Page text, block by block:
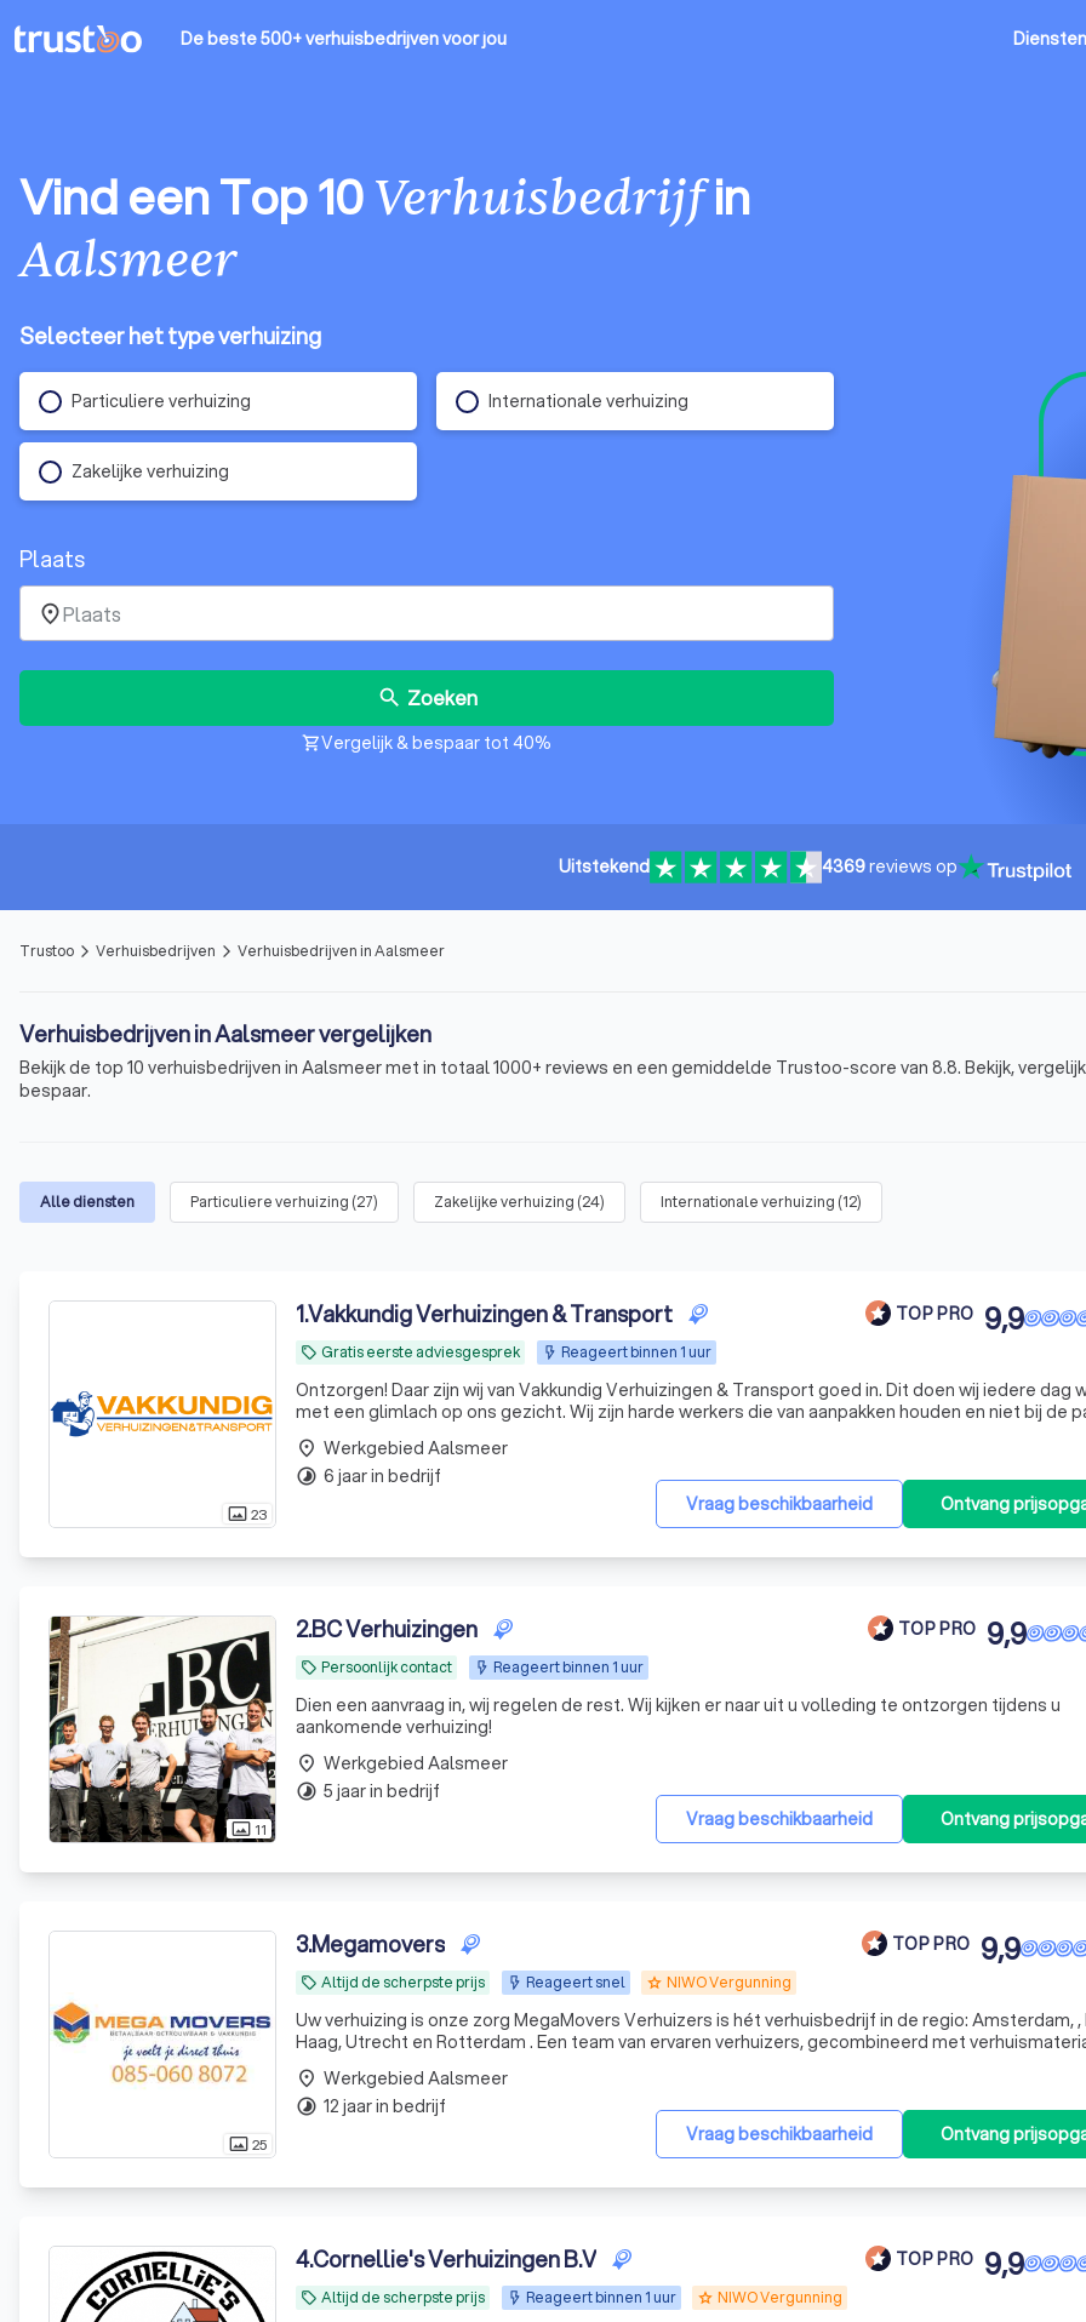
De beste 500+ verhuisbedrijvenvoor jou Diensten
Vind een Top 10Verhuisbedrijfin
Aalsmeer
Selecteer het type verhuizing
Particuliere verhuizing Internationale verhuizing
Zakelijke verhuizing
Plaats
place
search Zoeken
shopping_cartVergelijk & bespaar tot 40%
Uitstekend 4369reviews op
Trustoo arrow_forward_ios Verhuisbedrijven arrow_forward_ios Verhuisbedrijven in Aalsmeer
Verhuisbedrijven in Aalsmeer vergelijken
Bekijk de top 10 verhuisbedrijven in Aalsmeer met in totaal 1000+ reviews en een gemiddelde Trustoo-score van 8.8. Bekijk,
bespaar.
Alle diensten Particuliere verhuizing (27) Zakelijke verhuizing (24) Internationale verhuizing (12)
photo_size_select_actual23
1.Vakkundig Verhuizingen & Transport TOP PRO
local_offer Gratis eerste adviesgesprek Reageert binnen 1 uur
9,9
Ontzorgen! Daar zijn wij van Vakkundig Verhuizingen & Transport goed in. Dit doen wij iedere dag
met een glimlach op ons gezicht. Wij zijn harde werkers die van aanpakken houden en niet bij de
neer gaan zitten. Ons jong én dynamisch team is pas tevreden als jij dat bent. Dat is de kracht
Vraag beschikbaarheid Ontvang
place Werkgebied Aalsmeer
timelapse 6 jaar in bedrijf
photo_size_select_actual 11
2.BC Verhuizingen TOP PRO
local_offer Persoonlijk contact Reageert binnen 1 uur
9,9
Dien een aanvraag in, wij regelen de rest. Wij kijken er naar uit u volleding te ontzorgen tijdens u
aankomende verhuizing!
Vraag beschikbaarheid Ontvang
place Werkgebied Aalsmeer
timelapse 5 jaar in bedrijf
photo_size_select_actual25
3.Megamovers TOP PRO
local_offer Altijd de scherpste prijs Reageert snel grade NIWO Vergunning
9,9
Uw verhuizing is onze zorg MegaMovers Verhuizers is hét verhuisbedrijf in de regio: Amsterdam, , Den
Haag, Utrecht en Rotterdam . Een team van ervaren verhuizers, gecombineerd met
zorgt er voor dat iedere verhuizing vlekkeloos verloopt. Hierbij is geen verhuizing ons te gek; van l
Vraag beschikbaarheid Ontvang
place Werkgebied Aalsmeer
timelapse 12 jaar in bedrijf
4.Cornellie's Verhuizingen B.V TOP PRO
local_offer Altijd de scherpste prijs Reageert binnen 1 uur grade NIWO Vergunning
9,9